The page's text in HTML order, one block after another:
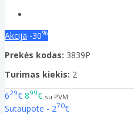
Akcija -30%
Prekės kodas: 3839P
Turimas kiekis: 2
629€ 899€ su PVM
Sutaupote - 270€